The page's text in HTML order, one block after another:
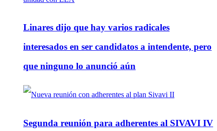
Linares dijo que hay varios radicales
interesados en ser candidatos a intendente, pero
que ninguno lo anunció aún
Segunda reunión para adherentes al SIVAVI IV